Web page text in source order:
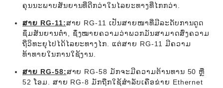
ຄຸນນະພາບສັນຍານທີ່ດີກວ່າໃນໄລຍະທາງທີ່ໄກກວ່າ.
ສາຍ RG-11:ສາຍ RG-11 ເປັນສາຍໜາທີ່ມີລະດັບການດູດ
ຊຶມສັນຍານຕ່ຳ, ຊຶ່ງໝາຍຄວາມວ່າພວກມັນສາມາດສົ່ງຄວາມ
ຖີ່ວິທະຍຸໄປໄດ້ໄລຍະທາງໄກ. ແຕ່ສາຍ RG-11 ມີຄວາມ
ທ້າທາຍໃນການໃຊ້ງານ.
ສາຍ RG-58:ສາຍ RG-58 ມັກຈະມີຄວາມຕ້ານທານ 50 ຫຼື
52 ໂອມ. ສາຍ RG-8 ມັກຖືກໃຊ້ສຳລັບເຄືອຂ່າຍ Ethernet